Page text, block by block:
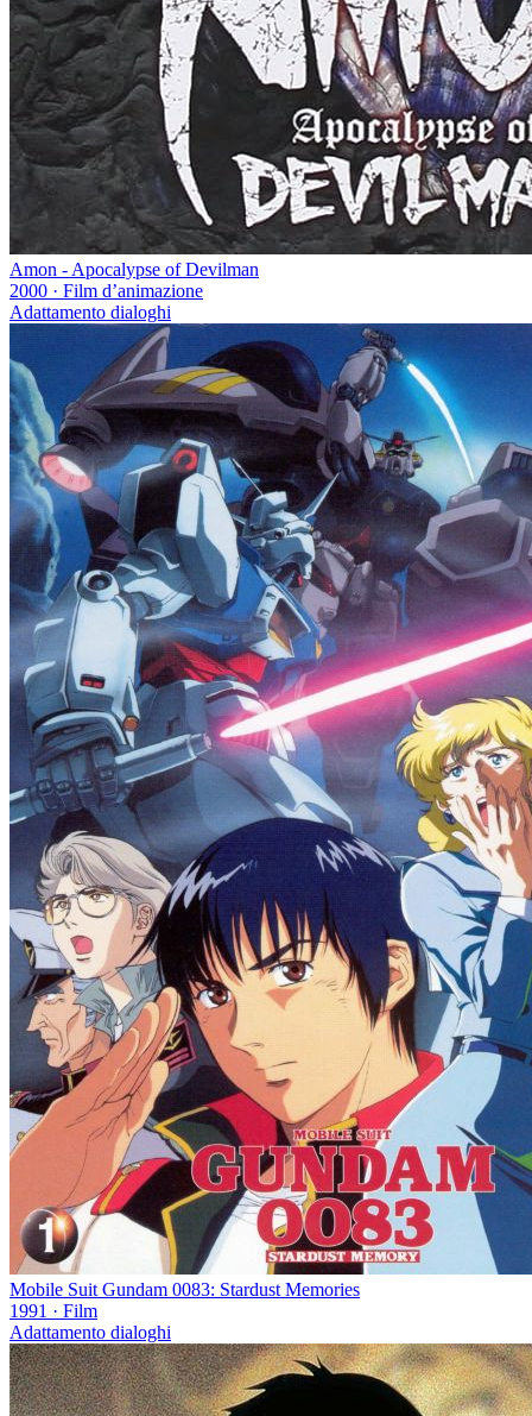
Amon - Apocalypse of Devilman
2000 · Film d’animazione
Adattamento dialoghi
Mobile Suit Gundam 0083: Stardust Memories
1991 · Film
Adattamento dialoghi